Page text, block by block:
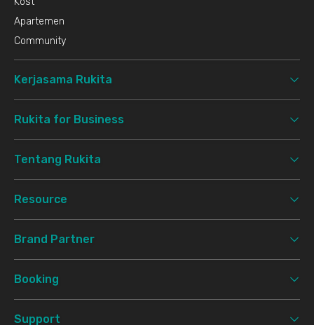
Apartemen
Community
Kerjasama Rukita
Rukita for Business
Tentang Rukita
Resource
Brand Partner
Booking
Support